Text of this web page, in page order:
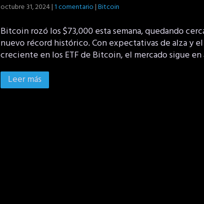
octubre 31, 2024|1 comentario|Bitcoin
Bitcoin rozó los $73,000 esta semana, quedando
nuevo récord histórico. Con expectativas de alza y
creciente en los ETF de Bitcoin, el mercado sigue
Leer más